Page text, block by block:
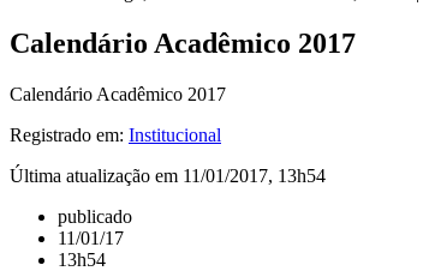
Calendário Acadêmico 2017
Calendário Acadêmico 2017
Registrado em: Institucional
Última atualização em 11/01/2017, 13h54
publicado
11/01/17
13h54